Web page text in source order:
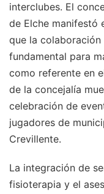
interclubes. El
de Elche manifestó
que la
fundamental para
como referente en
de la concejalía
celebración de
jugadores de
Crevillente.
La integración de
fisioterapia y el